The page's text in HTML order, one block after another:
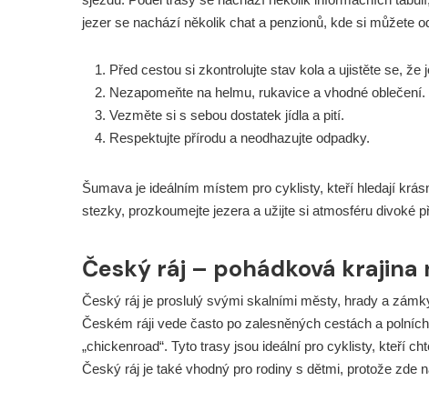
jezer se nachází několik chat a penzionů, kde si můžete
Před cestou si zkontrolujte stav kola a ujistěte se, že
Nezapomeňte na helmu, rukavice a vhodné oblečení.
Vezměte si s sebou dostatek jídla a pití.
Respektujte přírodu a neodhazujte odpadky.
Šumava je ideálním místem pro cyklisty, kteří hledají
stezky, prozkoumejte jezera a užijte si atmosféru divoké
Český ráj – pohádková krajina
Český ráj je proslulý svými skalními městy, hrady a
Českém ráji vede často po zalesněných cestách a
„chickenroad“. Tyto trasy jsou ideální pro cyklisty, kteří
Český ráj je také vhodný pro rodiny s dětmi, protože zde